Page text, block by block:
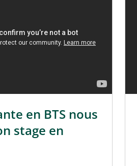
en BTS nous
stage en